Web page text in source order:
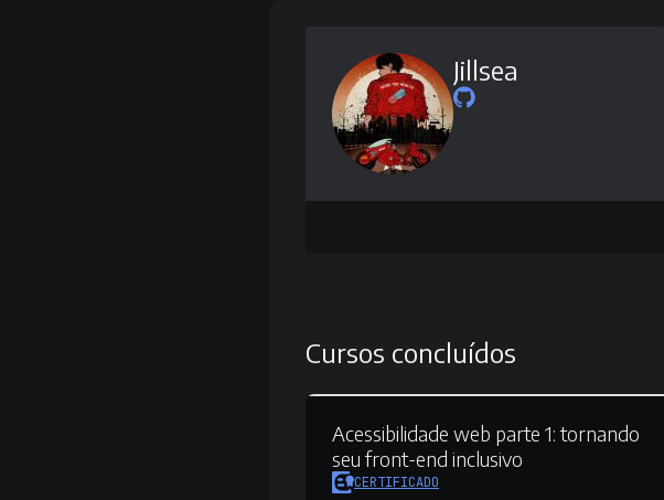
Jillsea
Cursos concluídos
Acessibilidade web parte 1:tornando
seu front-end inclusivo
CERTIFICADO